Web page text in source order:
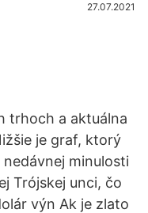
27.07.2021
trhoch a aktuálna
je graf, ktorý
minulosti
Trójskej unci, čo
výn Ak je zlato